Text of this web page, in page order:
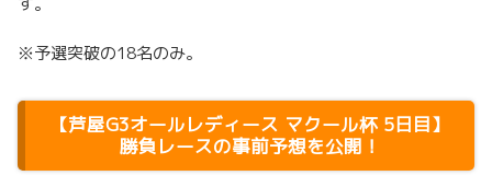
※予選突破の18名のみ。
【芦屋G3オールレディース マクール杯 5日目】
勝負レースの事前予想を公開！